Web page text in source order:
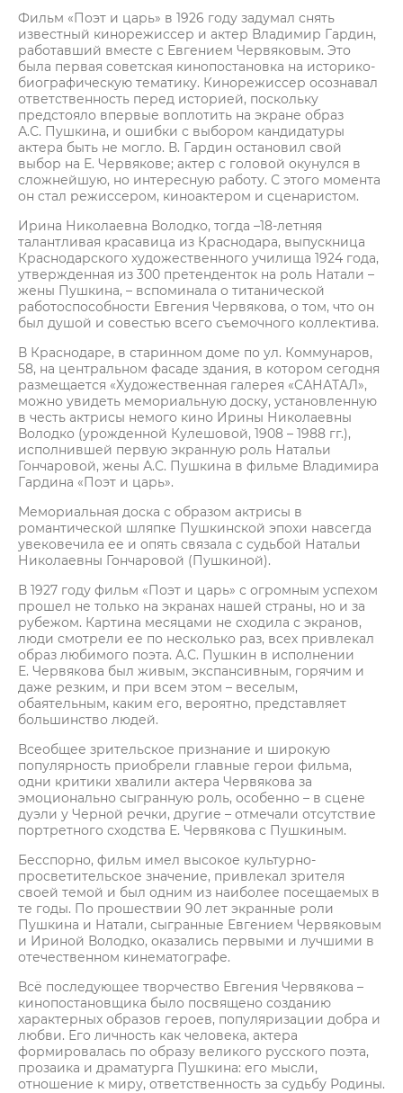
Фильм «Поэт и царь» в 1926 году задумал снять
известный кинорежиссер и актер Владимир Гардин,
работавший вместе с Евгением Червяковым. Это
была первая советская кинопостановка на историко-
биографическую тематику. Кинорежиссер осознавал
ответственность перед историей, поскольку
предстояло впервые воплотить на экране образ
А.С. Пушкина, и ошибки с выбором кандидатуры
актера быть не могло. В. Гардин остановил свой
выбор на Е. Червякове; актер с головой окунулся в
сложнейшую, но интересную работу. С этого момента
он стал режиссером, киноактером и сценаристом.
Ирина Николаевна Володко, тогда –18-летняя
талантливая красавица из Краснодара, выпускница
Краснодарского художественного училища 1924 года,
утвержденная из 300 претенденток на роль Натали –
жены Пушкина, – вспоминала о титанической
работоспособности Евгения Червякова, о том, что он
был душой и совестью всего съемочного коллектива.
В Краснодаре, в старинном доме по ул. Коммунаров,
58, на центральном фасаде здания, в котором сегодня
размещается «Художественная галерея «САНАТАЛ»,
можно увидеть мемориальную доску, установленную
в честь актрисы немого кино Ирины Николаевны
Володко (урожденной Кулешовой, 1908 – 1988 гг.),
исполнившей первую экранную роль Натальи
Гончаровой, жены А.С. Пушкина в фильме Владимира
Гардина «Поэт и царь».
Мемориальная доска с образом актрисы в
романтической шляпке Пушкинской эпохи навсегда
увековечила ее и опять связала с судьбой Натальи
Николаевны Гончаровой (Пушкиной).
В 1927 году фильм «Поэт и царь» с огромным успехом
прошел не только на экранах нашей страны, но и за
рубежом. Картина месяцами не сходила с экранов,
люди смотрели ее по несколько раз, всех привлекал
образ любимого поэта. А.С. Пушкин в исполнении
Е. Червякова был живым, экспансивным, горячим и
даже резким, и при всем этом – веселым,
обаятельным, каким его, вероятно, представляет
большинство людей.
Всеобщее зрительское признание и широкую
популярность приобрели главные герои фильма,
одни критики хвалили актера Червякова за
эмоционально сыгранную роль, особенно – в сцене
дуэли у Черной речки, другие – отмечали отсутствие
портретного сходства Е. Червякова с Пушкиным.
Бесспорно, фильм имел высокое культурно-
просветительское значение, привлекал зрителя
своей темой и был одним из наиболее посещаемых в
те годы. По прошествии 90 лет экранные роли
Пушкина и Натали, сыгранные Евгением Червяковым
и Ириной Володко, оказались первыми и лучшими в
отечественном кинематографе.
Всё последующее творчество Евгения Червякова –
кинопоста­новщика было посвящено созданию
характерных образов героев, популяризации добра и
любви. Его личность как человека, актера
формировалась по образу великого русского поэта,
прозаика и драматурга Пушкина: его мысли,
отношение к миру, ответственность за судьбу Родины.